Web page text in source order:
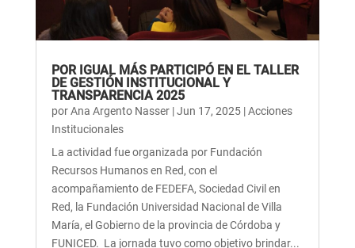
POR IGUAL MÁS PARTICIPÓ EN EL TALLER
DE GESTIÓN INSTITUCIONAL Y
TRANSPARENCIA 2025
porAna Argento Nasser|Jun 17, 2025|Acciones
Institucionales
La actividad fue organizada por Fundación
Recursos Humanos en Red, con el
acompañamiento de FEDEFA, Sociedad Civil en
Red, la Fundación Universidad Nacional de Villa
María, el Gobierno de la provincia de Córdoba y
FUNICED. La jornada tuvo como objetivo brindar...